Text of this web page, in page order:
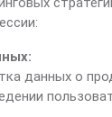
данных о